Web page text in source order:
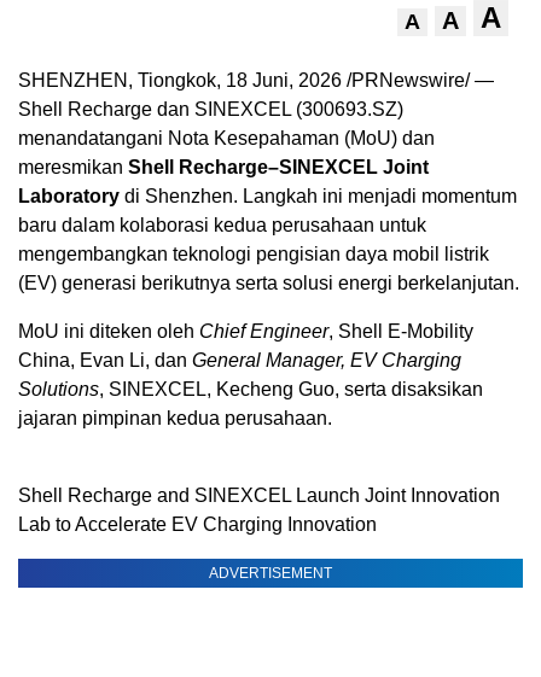
A A A
SHENZHEN, Tiongkok, 18 Juni, 2026 /PRNewswire/ —
Shell Recharge dan SINEXCEL (300693.SZ)
menandatangani Nota Kesepahaman (MoU) dan
meresmikan Shell Recharge–SINEXCEL Joint
Laboratory di Shenzhen. Langkah ini menjadi momentum
baru dalam kolaborasi kedua perusahaan untuk
mengembangkan teknologi pengisian daya mobil listrik
(EV) generasi berikutnya serta solusi energi berkelanjutan.
MoU ini diteken oleh Chief Engineer, Shell E-Mobility
China, Evan Li, dan General Manager, EV Charging
Solutions, SINEXCEL, Kecheng Guo, serta disaksikan
jajaran pimpinan kedua perusahaan.
Shell Recharge and SINEXCEL Launch Joint Innovation
Lab to Accelerate EV Charging Innovation
ADVERTISEMENT